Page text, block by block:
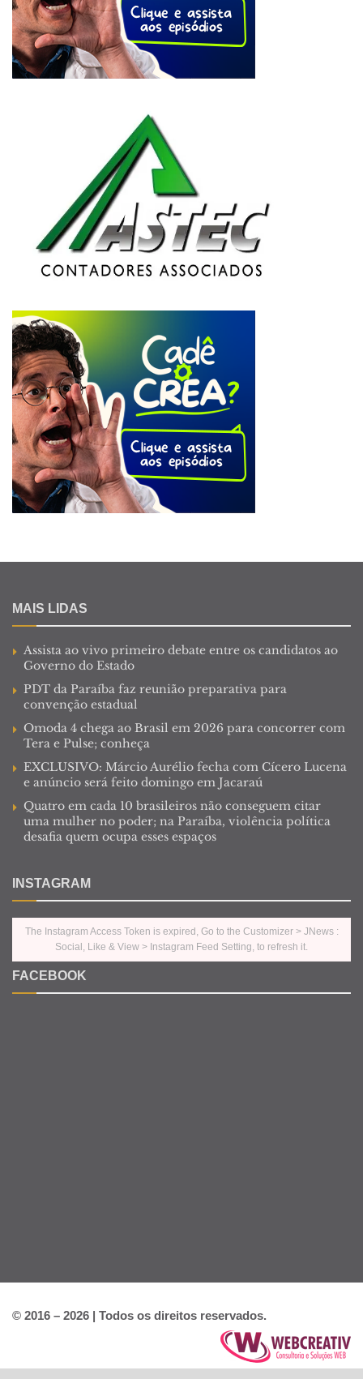
MAIS LIDAS
Assista ao vivo primeiro debate entre os candidatos ao
Governo do Estado
PDT da Paraíba faz reunião preparativa para
convenção estadual
Omoda 4 chega ao Brasil em 2026 para concorrer com
Tera e Pulse; conheça
EXCLUSIVO: Márcio Aurélio fecha com Cícero Lucena
e anúncio será feito domingo em Jacaraú
Quatro em cada 10 brasileiros não conseguem citar
uma mulher no poder; na Paraíba, violência política
desafia quem ocupa esses espaços
INSTAGRAM
The Instagram Access Token is expired, Go to the Customizer > JNews :
Social, Like & View > Instagram Feed Setting, to refresh it.
FACEBOOK
© 2016 – 2026 | Todos os direitos reservados.